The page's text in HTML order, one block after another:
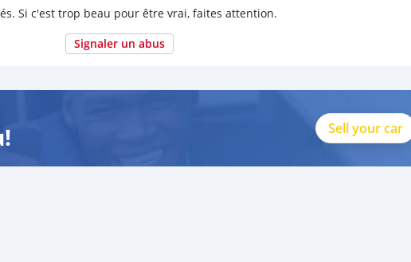
Si c'est trop beau pour être vrai, faites attention.
Signaler un abus
Sell your car